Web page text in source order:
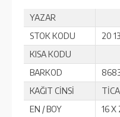
YAZAR
STOK KODU
20
KISA KODU
BARKOD
KAĞIT CİNSİ
EN / BOY
16 X